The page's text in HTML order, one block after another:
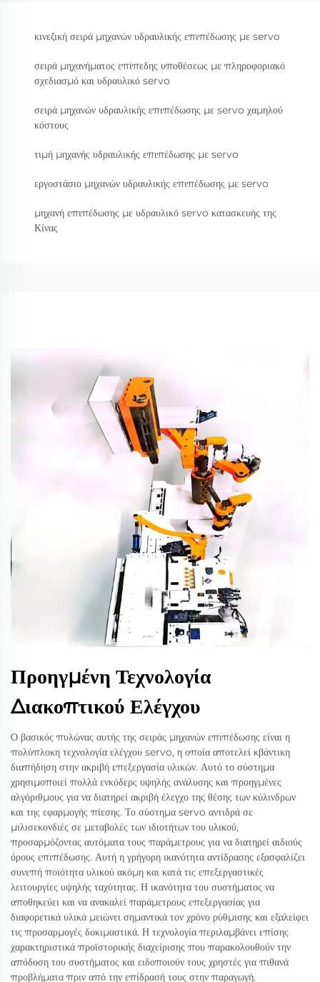
κινεζική σειρά μηχανών υδραυλικής επιπέδωσης με servo
σειρά μηχανήματος επίπεδης υποθέσεως με πληροφοριακό
σχεδιασμό και υδραυλικό servo
σειρά μηχανών υδραυλικής επιπέδωσης με servo χαμηλού
κόστους
τιμή μηχανής υδραυλικής επιπέδωσης με servo
εργοστάσιο μηχανών υδραυλικής επιπέδωσης με servo
μηχανή επιπέδωσης με υδραυλικό servo κατασκευής της
Κίνας
Προηγμένη Τεχνολογία
Διακοπτικού Ελέγχου
Ο βασικός πυλώνας αυτής της σειράς μηχανών επιπέδωσης είναι η
πολύπλοκη τεχνολογία ελέγχου servo, η οποία αποτελεί κβάντικη
διαπήδηση στην ακριβή επεξεργασία υλικών. Αυτό το σύστημα
χρησιμοποιεί πολλά ενκόδερς υψηλής ανάλυσης και προηγμένες
αλγόριθμους για να διατηρεί ακριβή έλεγχο της θέσης των κύλινδρων
και της εφαρμογής πίεσης. Το σύστημα servo αντιδρά σε
μιλισεκονδιές σε μεταβολές των ιδιοτήτων του υλικού,
προσαρμόζοντας αυτόματα τους παράμετρους για να διατηρεί αιδιούς
όρους επιπέδωσης. Αυτή η γρήγορη ικανότητα αντίδρασης εξασφαλίζει
συνεπή ποιότητα υλικού ακόμη και κατά τις επεξεργαστικές
λειτουργίες υψηλής ταχύτητας. Η ικανότητα του συστήματος να
αποθηκεύει και να ανακαλεί παράμετρους επεξεργασίας για
διαφορετικά υλικά μειώνει σημαντικά τον χρόνο ρύθμισης και εξαλείφει
τις προσαρμογές δοκιμαστικά. Η τεχνολογία περιλαμβάνει επίσης
χαρακτηριστικά προϊστορικής διαχείρισης που παρακολουθούν την
απόδοση του συστήματος και ειδοποιούν τους χρηστές για πιθανά
προβλήματα πριν από την επίδρασή τους στην παραγωγή.